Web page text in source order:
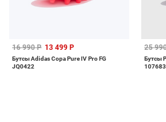
16 990 Р 13 499 Р
Бутсы Adidas Copa Pure IV Pro FG
JQ0422
25
Бутсы